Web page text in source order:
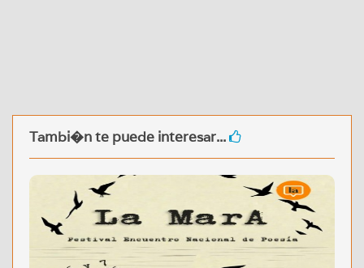
Tambi�n te puede interesar...